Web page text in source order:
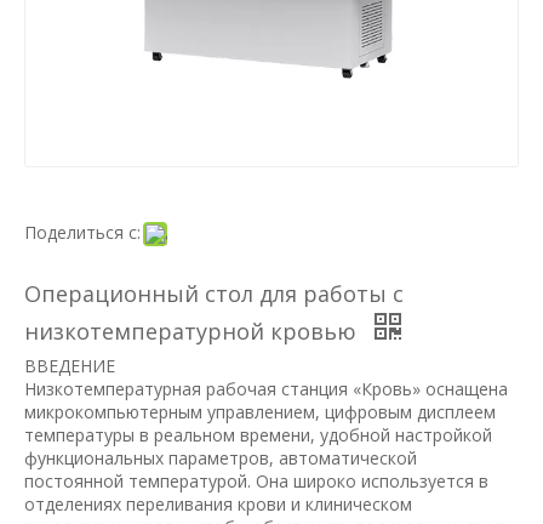
Поделиться с:
Операционный стол для работы с
низкотемпературной кровью
ВВЕДЕНИЕ
Низкотемпературная рабочая станция «Кровь» оснащена
микрокомпьютерным управлением, цифровым дисплеем
температуры в реальном времени, удобной настройкой
функциональных параметров, автоматической
постоянной температурой. Она широко используется в
отделениях переливания крови и клиническом